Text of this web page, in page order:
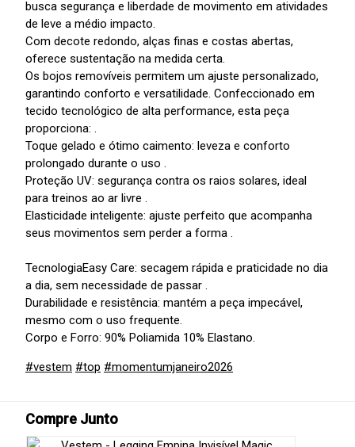
busca segurança e liberdade de movimento em atividades
de leve a médio impacto.
Com decote redondo, alças finas e costas abertas,
oferece sustentação na medida certa.
Os bojos removíveis permitem um ajuste personalizado,
garantindo conforto e versatilidade. Confeccionado em
tecido tecnológico de alta performance, esta peça
proporciona: .
Toque gelado e ótimo caimento: leveza e conforto
prolongado durante o uso .
Proteção UV: segurança contra os raios solares, ideal
para treinos ao ar livre .
Elasticidade inteligente: ajuste perfeito que acompanha
seus movimentos sem perder a forma .
TecnologiaEasy Care: secagem rápida e praticidade no dia
a dia, sem necessidade de passar .
Durabilidade e resistência: mantém a peça impecável,
mesmo com o uso frequente.
Corpo e Forro: 90% Poliamida 10% Elastano.
#vestem #top #momentumjaneiro2026
Compre Junto